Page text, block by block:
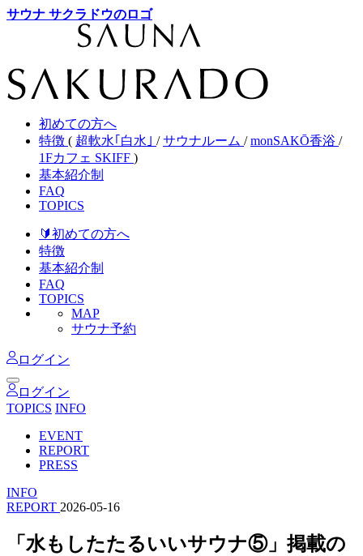
サウナ サクラドウのロゴ
初めての方へ
特徴 ( 超軟水｢白水｣ / サウナルーム / monSAKŌ香浴 /
1Fカフェ SKIFF )
基本紹介制
FAQ
TOPICS
🔰初めての方へ
特徴
基本紹介制
FAQ
TOPICS
MAP
サウナ予約
ログイン
ログイン
TOPICS INFO
EVENT
REPORT
PRESS
INFO
REPORT 2026-05-16
「水もしたたるいいサウナ⑤」掲載の